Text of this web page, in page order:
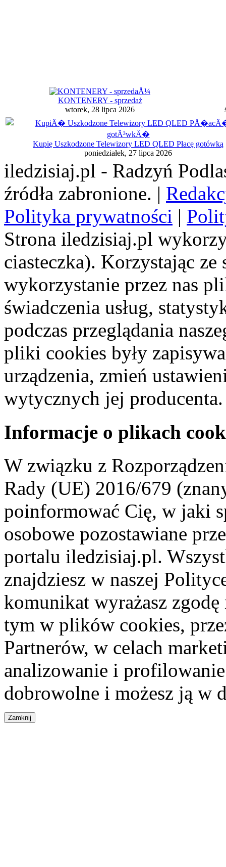
KONTENERY - sprzedaż
wtorek, 28 lipca 2026
Kupię Uszkodzone Telewizory LED QLED Płacę gotówką
poniedziałek, 27 lipca 2026
iledzisiaj.pl - Radzyń
źródła zabronione. |
Polityka prywatności |
Strona iledzisiaj.pl
ciasteczka). Korzystając
wykorzystanie przez nas
świadczenia usług,
podczas przeglądania
pliki cookies były
urządzenia, zmień
wytycznych jej producenta.
Informacje o plikach
W związku z
Rady (UE) 2016/679
poinformować Cię, w jaki
osobowe pozostawiane
portalu iledzisiaj.pl.
znajdziesz w naszej
komunikat wyrażasz
tym w plików cookies,
Partnerów, w celach
analizowanie i
dobrowolne i możesz ją w